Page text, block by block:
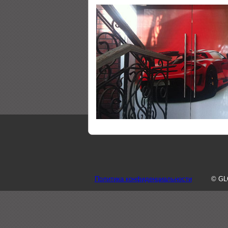
Политика конфиденциальности ©